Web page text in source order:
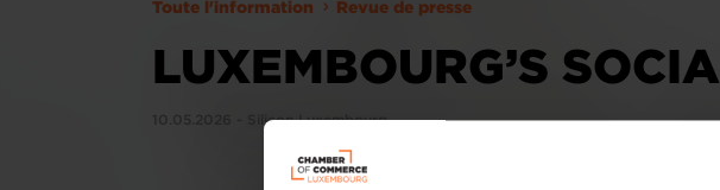
Toute l'information Revue de presse
LUXEMBOURG’S
10.05.2026 - Silicon Luxembourg